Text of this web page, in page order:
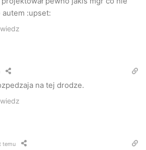
nie doznał żadnych obrażeń, był
:upset:
na tej drodze.
temu